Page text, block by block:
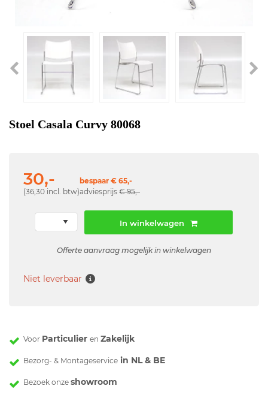
Stoel Casala Curvy 80068
30,-
(36,30 incl. btw)
bespaar € 65,-
adviesprijs € 95,-
In winkelwagen
Offerte aanvraag mogelijk in winkelwagen
Niet leverbaar
Voor Particulier en Zakelijk
Bezorg- & Montageservice in NL & BE
Bezoek onze showroom